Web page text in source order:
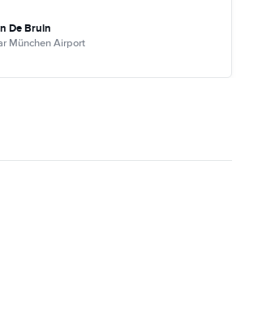
De Bruin
München Airport